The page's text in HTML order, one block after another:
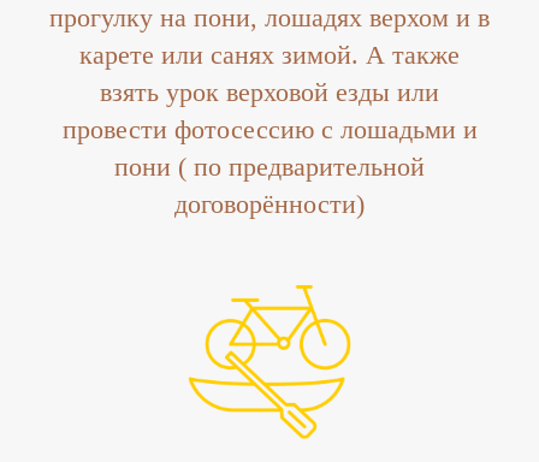
прогулку на пони, лошадях верхом и в
карете или санях зимой. А также
взять урок верховой езды или
провести фотосессию с лошадьми и
пони ( по предварительной
договорённости)